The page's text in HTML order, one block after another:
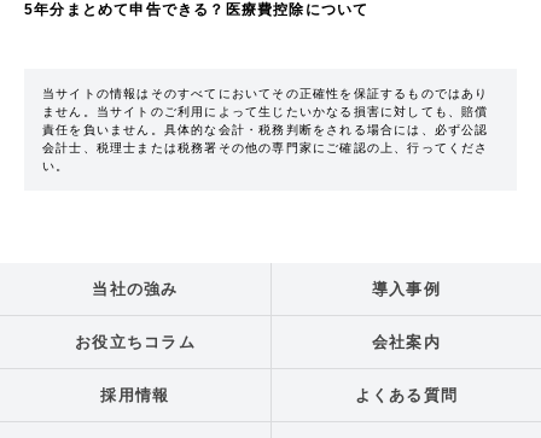
5年分まとめて申告できる？医療費控除について
当サイトの情報はそのすべてにおいてその正確性を保証するものではあり
ません。当サイトのご利用によって生じたいかなる損害に対しても、賠償
責任を負いません。具体的な会計・税務判断をされる場合には、必ず公認
会計士、税理士または税務署その他の専門家にご確認の上、行ってくださ
い。
当社の強み 導入事例
お役立ちコラム 会社案内
採用情報 よくある質問